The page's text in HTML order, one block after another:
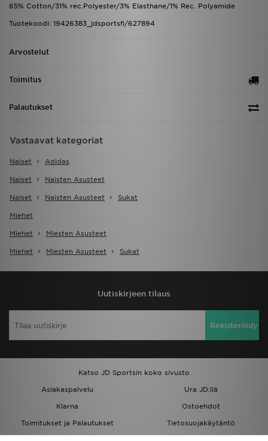
65% Cotton/31% rec.Polyester/3% Elasthane/1% Rec. Polyamide
Tuotekoodi: 19426383_jdsportsfi/627894
Arvostelut
Toimitus
Palautukset
Vastaavat kategoriat
Naiset Adidas
Naiset Naisten Asusteet
Naiset Naisten Asusteet Sukat
Miehet
Miehet Miesten Asusteet
Miehet Miesten Asusteet Sukat
Uutiskirjeen tilaus
Rekisteröidy
Katso JD Sportsin koko sivusto
Asiakaspalvelu
Ura JD:llä
Klarna
Ostoehdot
Toimitukset ja Palautukset
Tietosuojakäytäntö